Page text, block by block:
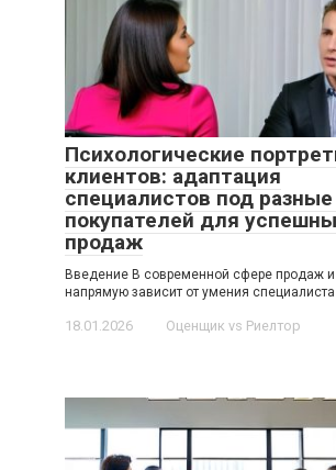
Психологические
клиентов: адаптация
специалистов под
покупателей для
продаж
Введение В современной сфере продаж и
напрямую зависит от умения
18.01.2026 Оценщик vs Риелтор